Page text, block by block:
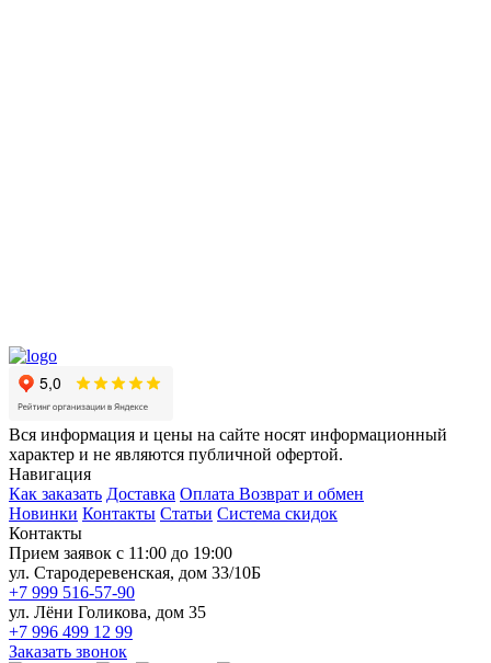
Вся информация и цены на сайте носят информационный
характер и не являются публичной офертой.
Навигация
Как заказать Доставка Оплата Возврат и обмен
Новинки Контакты Статьи Система скидок
Контакты
Прием заявок с 11:00 до 19:00
ул. Стародеревенская, дом 33/10Б
+7 999 516-57-90
ул. Лёни Голикова, дом 35
+7 996 499 12 99
Заказать звонок